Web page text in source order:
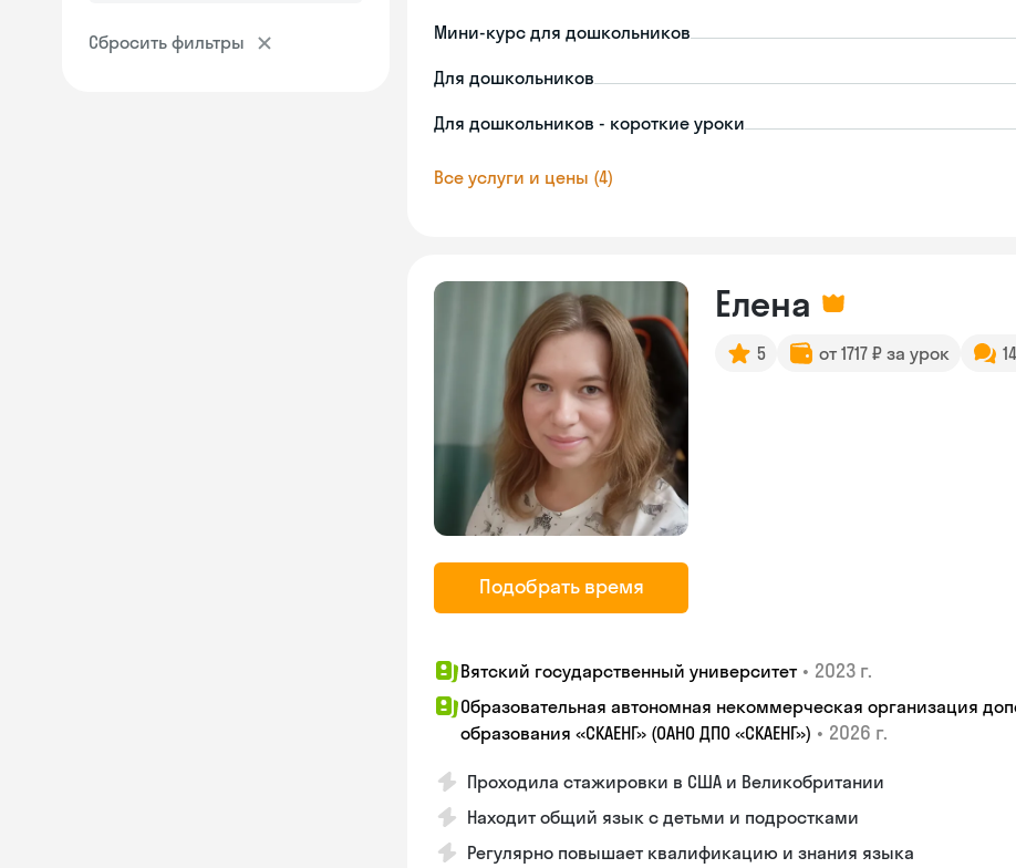
Сбросить фильтры Мини-курс для дошкольников
Для дошкольников
Для дошкольников - короткие уроки
Все услуги и цены (4)
Подобрать время
Елена
5 от 1717 ₽ за урок
Вятский государственный университет • 2023 г.
Образовательная автономная некоммерческая организация
образования «СКАЕНГ» (ОАНО ДПО «СКАЕНГ») • 2026 г.
Проходила стажировки в США и Великобритании
Находит общий язык с детьми и подростками
Регулярно повышает квалификацию и знания языка